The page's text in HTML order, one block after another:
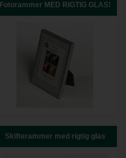
Fotorammer MED RIGTIG GLAS!
Skifterammer med rigtig glas